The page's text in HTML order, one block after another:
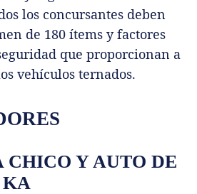
los concursantes deben
de 180 ítems y factores
que proporcionan a
vehículos ternados.
CHICO Y AUTO DE
KA